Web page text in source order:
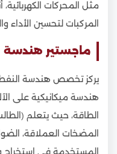
مثل المحركات الكهربائية،
المركبات لتحسين الأداء
ماجستير هندسة
يركز تخصص هندسة النفط
هندسة ميكانيكية على
الطاقة، حيث يتعلم
المضخات العملاقة،
المستخدمة في استخراج